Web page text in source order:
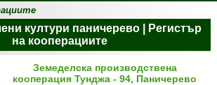
култури паничерево | Регистър
на кооперациите
Земеделска производствена
кооперация Тунджа - 94, Паничерево